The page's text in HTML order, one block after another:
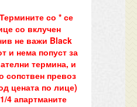
со * се
со вклучен
не важи Black
и нема попуст за
термина, и
сопствен превоз
цената по лице)
4 апартманите